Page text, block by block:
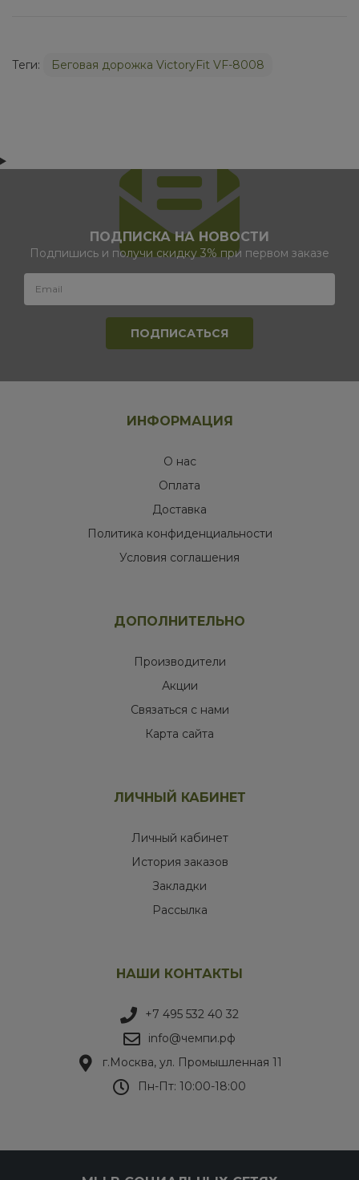
Теги: Беговая дорожка VictoryFit VF-8008
ПОДПИСКА НА НОВОСТИ
Подпишись и получи скидку 3% при первом заказе
ИНФОРМАЦИЯ
О нас
Оплата
Доставка
Политика конфиденциальности
Условия соглашения
ДОПОЛНИТЕЛЬНО
Производители
Акции
Связаться с нами
Карта сайта
ЛИЧНЫЙ КАБИНЕТ
Личный кабинет
История заказов
Закладки
Рассылка
НАШИ КОНТАКТЫ
+7 495 532 40 32
info@чемпи.рф
г.Москва, ул. Промышленная 11
Пн-Пт: 10:00-18:00